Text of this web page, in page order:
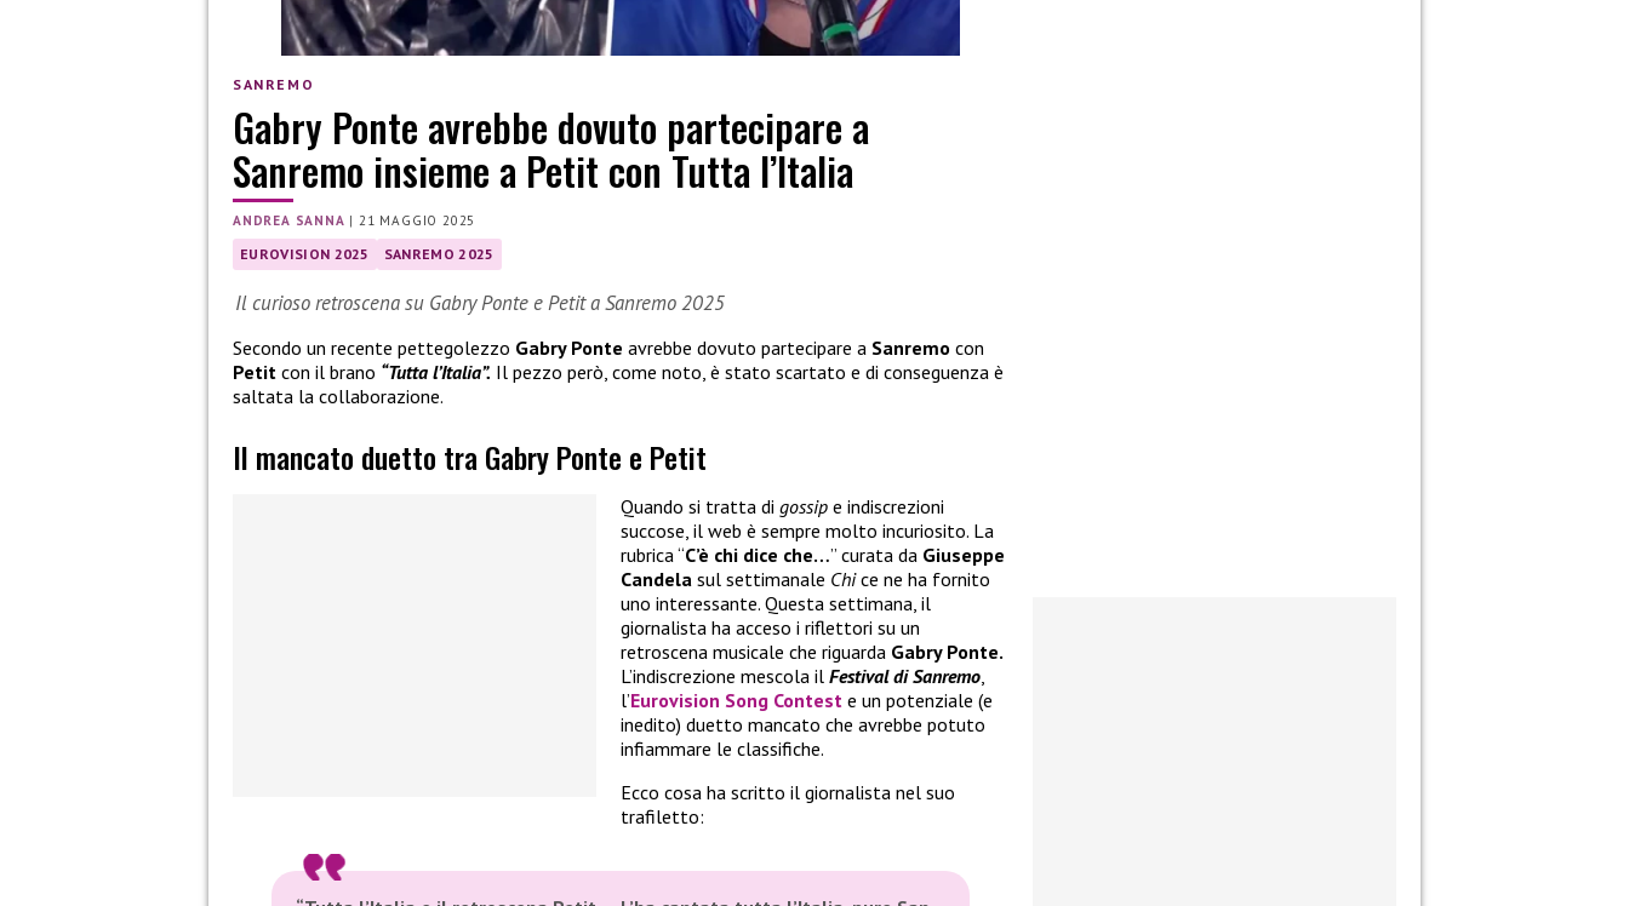
SANREMO
Gabry Ponte avrebbe dovuto partecipare a
Sanremo insieme a Petit con Tutta l’Italia
ANDREA SANNA |21 MAGGIO 2025
EUROVISION 2025 SANREMO 2025
Il curioso retroscena su Gabry Ponte e Petit a Sanremo 2025
Secondo un recente pettegolezzo Gabry Ponte avrebbe dovuto partecipare a Sanremo con
Petit con il brano “Tutta l’Italia”. Il pezzo però, come noto, è stato scartato e di conseguenza è
saltata la collaborazione.
Il mancato duetto tra Gabry Ponte e Petit
Quando si tratta di gossip e indiscrezioni
succose, il web è sempre molto incuriosito. La
rubrica “C’è chi dice che…” curata da Giuseppe
Candela sul settimanale Chice ne ha fornito
uno interessante. Questa settimana, il
giornalista ha acceso i riflettori su un
retroscena musicale che riguarda Gabry Ponte.
L’indiscrezione mescola il Festival diSanremo,
l’Eurovision Song Contest e un potenziale (e
inedito) duetto mancato che avrebbe potuto
infiammare le classifiche.
Ecco cosa ha scritto il giornalista nel suo
trafiletto: